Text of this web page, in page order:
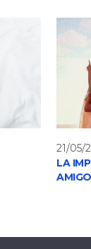
21/05/
LA